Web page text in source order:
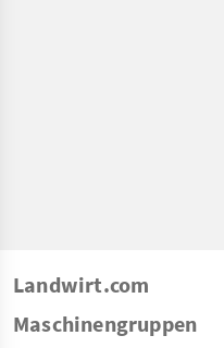
Landwirt.com
Maschinengruppen